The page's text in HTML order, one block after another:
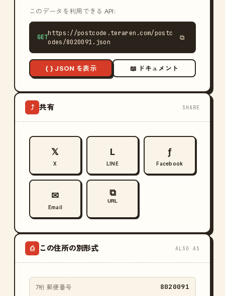
このデータを利用できる API:
GET
https://postcode.teraren.com/postc
odes/8020091.json
⧉
{ } JSON を表示 📖 ドキュメント
⤴ 共有 SHARE
𝕏
X
L
LINE
ƒ
Facebook
✉
Email
⧉
URL
⎙ この住所の別形式 ALSO AS
7桁 郵便番号 8020091